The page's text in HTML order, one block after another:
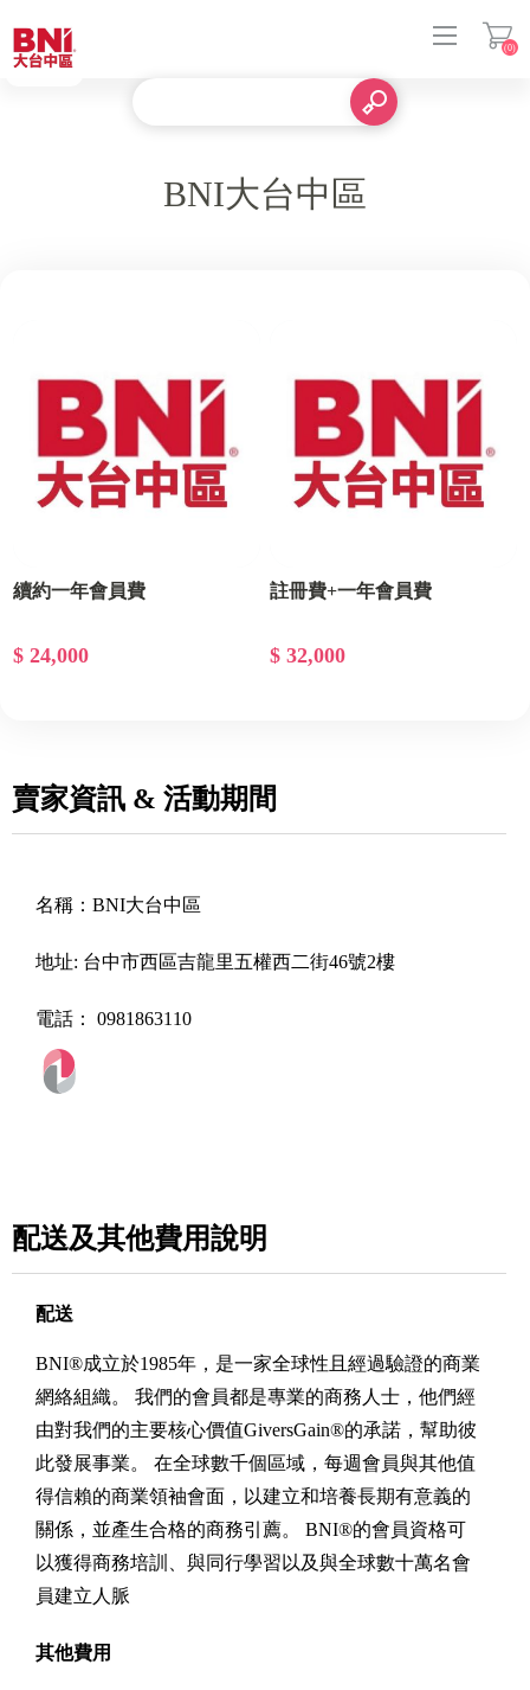
(0)
BNI大台中區
續約一年會員費
$ 24,000
註冊費+一年會員費
$ 32,000
賣家資訊 & 活動期間
名稱： BNI大台中區
地址: 台中市西區吉龍里五權西二街46號2樓
電話： 0981863110
配送及其他費用說明
配送
BNI®成立於1985年，是一家全球性且經過驗證的商業
網絡組織。 我們的會員都是專業的商務人士，他們經
由對我們的主要核心價值GiversGain®的承諾，幫助彼
此發展事業。 在全球數千個區域，每週會員與其他值
得信賴的商業領袖會面，以建立和培養長期有意義的
關係，並產生合格的商務引薦。 BNI®的會員資格可
以獲得商務培訓、與同行學習以及與全球數十萬名會
員建立人脈
其他費用